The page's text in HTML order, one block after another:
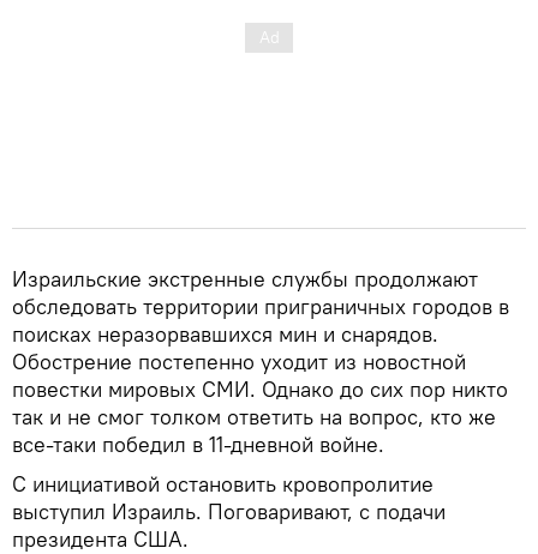
Израильские экстренные службы продолжают
обследовать территории приграничных городов в
поисках неразорвавшихся мин и снарядов.
Обострение постепенно уходит из новостной
повестки мировых СМИ. Однако до сих пор никто
так и не смог толком ответить на вопрос, кто же
все-таки победил в 11-дневной войне.
С инициативой остановить кровопролитие
выступил Израиль. Поговаривают, с подачи
президента США.